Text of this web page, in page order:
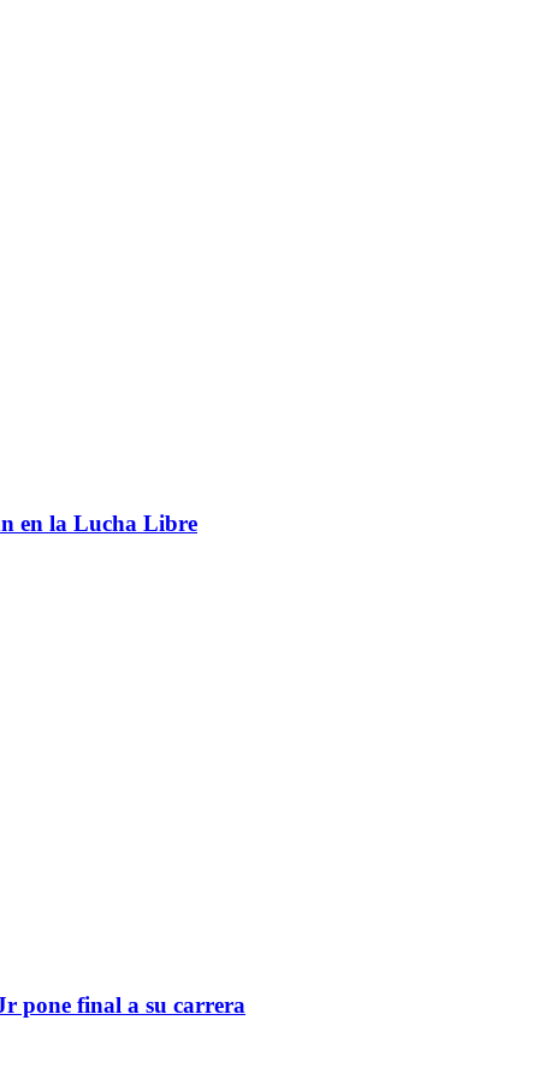
en la Lucha Libre
pone final a su carrera